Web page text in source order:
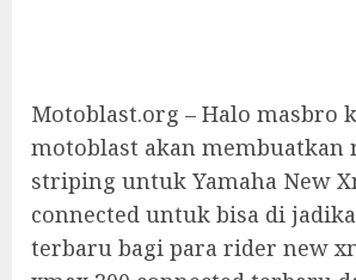
Motoblast.org – Halo masbro
motoblast akan membuatkan
striping untuk Yamaha New
connected untuk bisa di
terbaru bagi para rider new